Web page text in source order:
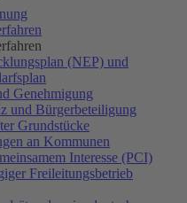
(NEP) und
Genehmigung
und Bürgerbeteiligung
Grundstücke
an Kommunen
Interesse (PCI)
Freileitungsbetrieb